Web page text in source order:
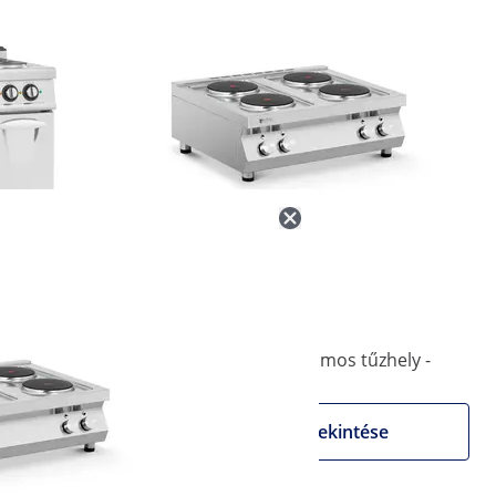
-
Pro 730
Vendéglátóipari elektromos tűzhely -
Termék megtekintése